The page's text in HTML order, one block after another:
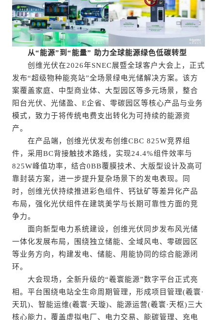
从“能源”到“能量” 助力全球能源绿色低碳转型
创维光伏在2026年SNEC展暨全球客户大会上，正式
发布“超级物种能亮站”全场景绿电光储解决方案。该方
案覆盖家庭、中型商业体、大型园区等多元场景，整合
阳台光伏、光储盈、E企省、零碳园区等核心产品与业务
模式，致力于将传统电费支出转化为可持续的能源资
产。
在产品端，创维光伏发布创维CBC 825W竞界组
件，采用BC背接触技术路线，实现24.4%组件效率与
825W峰值功率，结合0BB覆膜技术、大版型设计及高可
靠封装方案，进一步提升复杂场景下的发电表现。同
时，创维光伏持续推进彩色组件、钙钛矿等差异化产品
布局，强化光伏组件在建筑美学与长期可靠性方面的竞
争力。
面向新型电力系统建设，创维光伏同步发布风光储
一体化发展布局，围绕独立储能、全域风电、零碳园区
等业务方向，构建发电、储能、用能协同的综合能源闭
环。
大会现场，全新升级的“羲寰能源”数字平台正式亮
相。平台围绕电站全生命周期管理，形成项目管理(羲寰·
天玑)、智能运维(羲寰·天璇)、能源运营(羲寰·天枢)三大
核心能力，覆盖虚拟电厂、电力交易、能碳管理、充电